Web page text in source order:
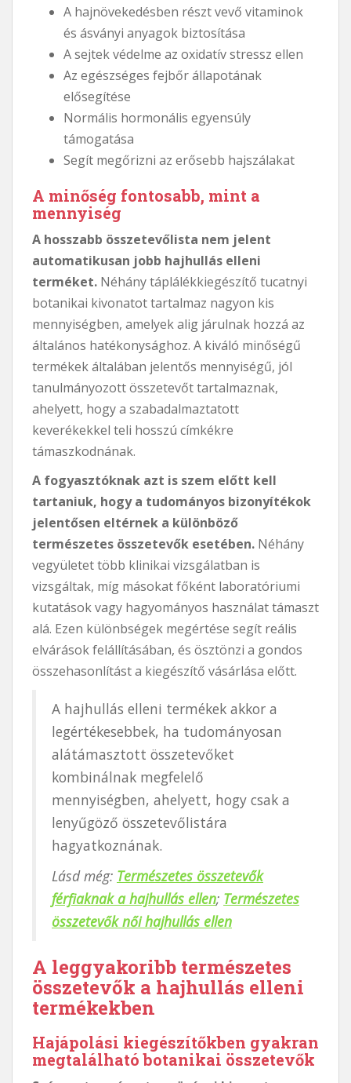
A hajnövekedésben részt vevő vitaminok
és ásványi anyagok biztosítása
A sejtek védelme az oxidatív stressz ellen
Az egészséges fejbőr állapotának
elősegítése
Normális hormonális egyensúly
támogatása
Segít megőrizni az erősebb hajszálakat
A minőség fontosabb, mint a
mennyiség
A hosszabb összetevőlista nem jelent
automatikusan jobb hajhullás elleni
terméket. Néhány táplálékkiegészítő tucatnyi
botanikai kivonatot tartalmaz nagyon kis
mennyiségben, amelyek alig járulnak hozzá az
általános hatékonysághoz. A kiváló minőségű
termékek általában jelentős mennyiségű, jól
tanulmányozott összetevőt tartalmaznak,
ahelyett, hogy a szabadalmaztatott
keverékekkel teli hosszú címkékre
támaszkodnának.
A fogyasztóknak azt is szem előtt kell
tartaniuk, hogy a tudományos bizonyítékok
jelentősen eltérnek a különböző
természetes összetevők esetében. Néhány
vegyületet több klinikai vizsgálatban is
vizsgáltak, míg másokat főként laboratóriumi
kutatások vagy hagyományos használat támaszt
alá. Ezen különbségek megértése segít reális
elvárások felállításában, és ösztönzi a gondos
összehasonlítást a kiegészítő vásárlása előtt.
A hajhullás elleni termékek akkor a
legértékesebbek, ha tudományosan
alátámasztott összetevőket
kombinálnak megfelelő
mennyiségben, ahelyett, hogy csak a
lenyűgöző összetevőlistára
hagyatkoznának.
Lásd még: Természetes összetevők
férfiaknak a hajhullás ellen; Természetes
összetevők női hajhullás ellen
A leggyakoribb természetes
összetevők a hajhullás elleni
termékekben
Hajápolási kiegészítőkben gyakran
megtalálható botanikai összetevők